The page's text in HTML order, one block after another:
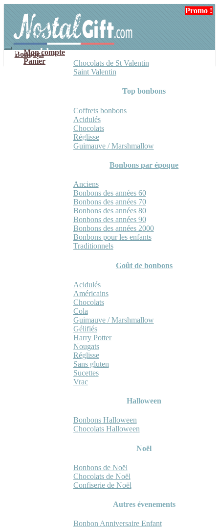
navigation
contenu
Mon compte
Panier
Bonbons
Chocolats de St Valentin
Saint Valentin
Top bonbons
Coffrets bonbons
Acidulés
Chocolats
Réglisse
Guimauve / Marshmallow
Bonbons par époque
Anciens
Bonbons des années 60
Bonbons des années 70
Bonbons des années 80
Bonbons des années 90
Bonbons des années 2000
Bonbons pour les enfants
Traditionnels
Goût de bonbons
Acidulés
Américains
Chocolats
Cola
Guimauve / Marshmallow
Gélifiés
Harry Potter
Nougats
Réglisse
Sans gluten
Sucettes
Vrac
Halloween
Bonbons Halloween
Chocolats Halloween
Noël
Bonbons de Noël
Chocolats de Noël
Confiserie de Noël
Autres évenements
Bonbon Anniversaire Enfant
Promo !
Promo !
Promo !
Promo !